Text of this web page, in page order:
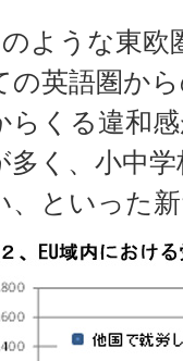
ような東
の英語圏か
らくる違和
多く、小中
、といった